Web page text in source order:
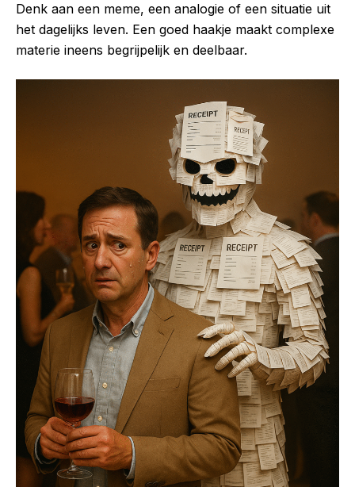
Denk aan een meme, een analogie of een situatie uit
het dagelijks leven. Een goed haakje maakt complexe
materie ineens begrijpelijk en deelbaar.